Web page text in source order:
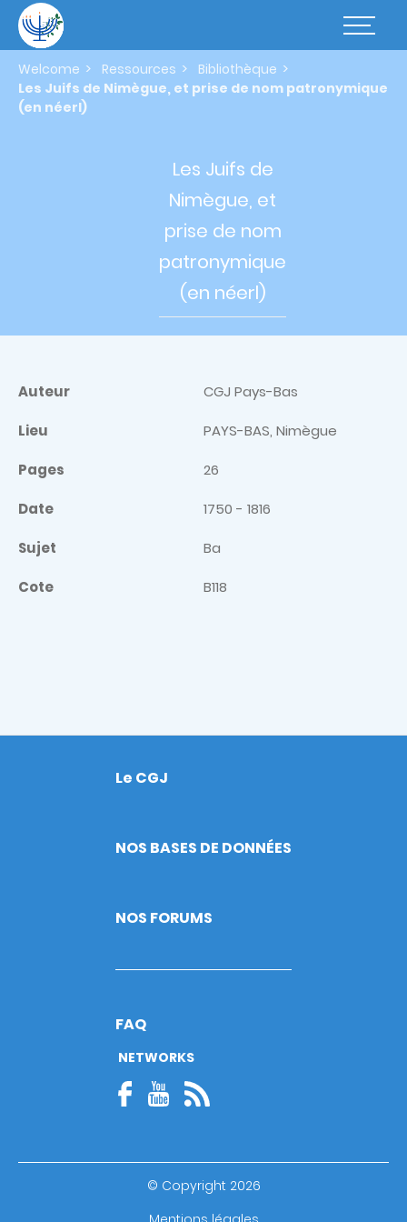
main
content
Basculer
Welcome Ressources
Bibliothèque
Les Juifs de Nimègue, et prise de nom patronymique
(en néerl)
Les Juifs de
Nimègue, et
prise de nom
patronymique
(en néerl)
Auteur CGJ Pays-Bas
Lieu PAYS-BAS, Nimègue
Pages 26
Date 1750 - 1816
Sujet Ba
Cote B118
Footer
Le CGJ
NOS BASES DE DONNÉES
NOS FORUMS
FAQ
NETWORKS
© Copyright 2026